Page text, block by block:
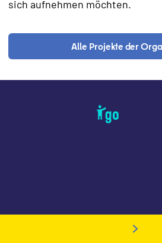
sich aufnehmen möchten.
Alle Projekte der